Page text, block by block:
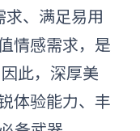
、满足易用
情感需求，是
此，深厚美
体验能力、丰